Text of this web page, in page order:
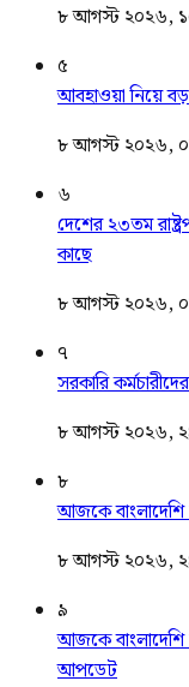
৮ আগস্ট ২০২৬,
৫
আবহাওয়া নিয়ে
৮ আগস্ট ২০২৬,
৬
দেশের ২৩তম
কাছে
৮ আগস্ট ২০২৬,
৭
সরকারি
৮ আগস্ট ২০২৬,
৮
আজকে বাংলাদেশি
৮ আগস্ট ২০২৬,
৯
আজকে
আপডেট